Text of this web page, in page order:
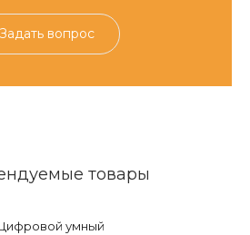
Задать вопрос
товары
умный